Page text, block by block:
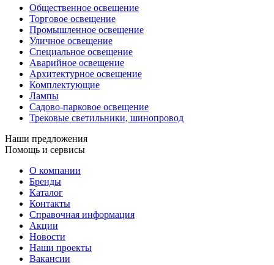
Общественное освещение
Торговое освещение
Промышленное освещение
Уличное освещение
Специальное освещение
Аварийное освещение
Архитектурное освещение
Комплектующие
Лампы
Садово-парковое освещение
Трековые светильники, шинопровод
Наши предложения
Помощь и сервисы
О компании
Бренды
Каталог
Контакты
Справочная информация
Акции
Новости
Наши проекты
Вакансии